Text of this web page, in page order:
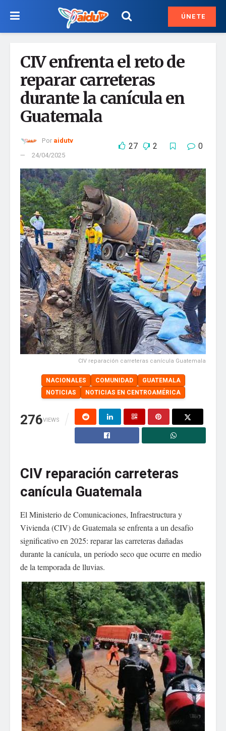
ÚNETE
CIV enfrenta el reto de
reparar carreteras
durante la canícula en
Guatemala
Por aidutv
24/04/2025
27 2 0
CIV reparación carreteras canícula Guatemala
NACIONALES COMUNIDAD
GUATEMALA
NOTICIAS
NOTICIAS EN CENTROAMÉRICA
276VIEWS
CIV reparación carreteras
canícula Guatemala
El Ministerio de Comunicaciones, Infraestructura y
Vivienda (CIV) de Guatemala se enfrenta a un desafío
significativo en 2025: reparar las carreteras dañadas
durante la canícula, un período seco que ocurre en medio
de la temporada de lluvias.